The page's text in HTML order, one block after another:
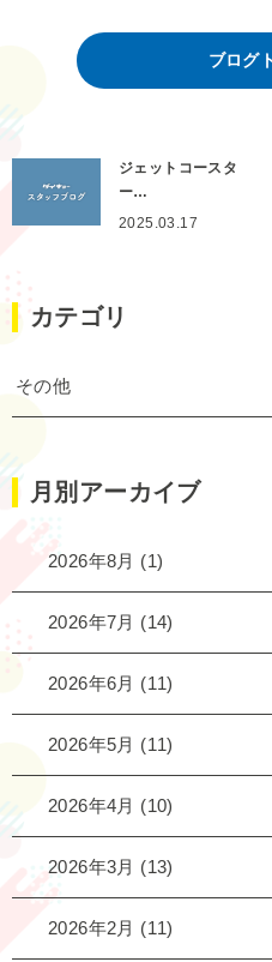
ブログ
ジェットコースタ
ー…
2025.03.17
カテゴリ
その他
月別アーカイブ
2026年8月 (1)
2026年7月 (14)
2026年6月 (11)
2026年5月 (11)
2026年4月 (10)
2026年3月 (13)
2026年2月 (11)